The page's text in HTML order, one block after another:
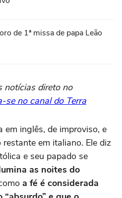
de 1ª missa de papa Leão
notícias direto no
se no canal do Terra
inglês, de improviso, e
em italiano. Ele diz
e seu papado se
as noites do
a fé é considerada